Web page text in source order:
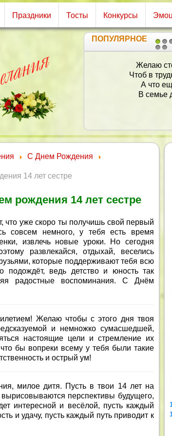
Праздники Тосты Конкурсы
1 2
2021
ПОПУЛЯРНОЕ
Желаю
Цвести
Дорогу
Пройти
Прожить
Не
С Днем Рождения
14 лет сестре
рождения 14 лет сестре
что уже скоро ты получишь свой первый
совсем немного, у тебя есть время
извлечь новые уроки. Но сегодня
развлекайся, отдыхай, веселись
которые поддерживают тебя всю
подождёт, ведь детство и юность так
радостные воспоминания. С Днём
Желаю чтобы с этого дня твоя
и немножко сумасшедшей,
настоящие цели и стремление их
бы вопреки всему у тебя были такие
и острый ум!
милое дитя. Пусть в твои 14 лет на
перспективы будущего,
интересной и весёлой, пусть каждый
и удачу, пусть каждый путь приводит к